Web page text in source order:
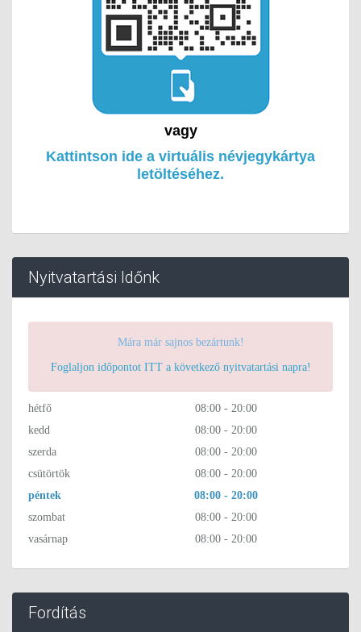
vagy
Kattintson ide a virtuális névjegykártya
letöltéséhez.
Nyitvatartási Időnk
Mára már sajnos bezártunk!
Foglaljon időpontot ITT a következő nyitvatartási napra!
hétfő
08:00 - 20:00
kedd
08:00 - 20:00
szerda
08:00 - 20:00
csütörtök
08:00 - 20:00
péntek
08:00 - 20:00
szombat
08:00 - 20:00
vasárnap
08:00 - 20:00
Fordítás